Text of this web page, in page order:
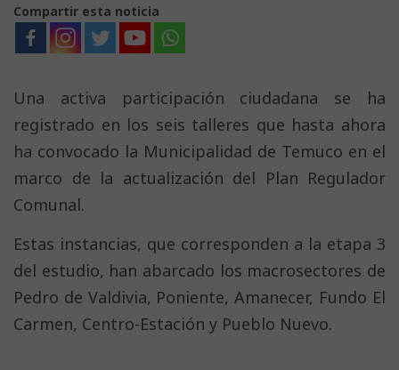
Compartir esta noticia
Una activa participación ciudadana se ha
registrado en los seis talleres que hasta ahora
ha convocado la Municipalidad de Temuco en el
marco de la actualización del Plan Regulador
Comunal.
Estas instancias, que corresponden a la etapa 3
del estudio, han abarcado los macrosectores de
Pedro de Valdivia, Poniente, Amanecer, Fundo El
Carmen, Centro-Estación y Pueblo Nuevo.